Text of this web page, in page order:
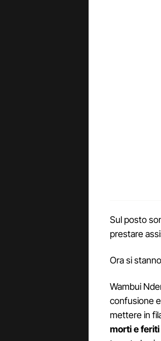
Sul posto
prestare
Ora si
Wambui
confusione
mettere in
morti e feriti